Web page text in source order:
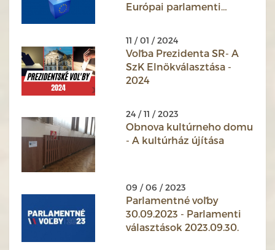
Európai parlamenti
11 / 01 / 2024
Voľba Prezidenta SR- A
SzK Elnökválasztása -
2024
24 / 11 / 2023
Obnova kultúrneho domu
- A kultúrház újítása
09 / 06 / 2023
Parlamentné voľby
30.09.2023 - Parlamenti
választások 2023.09.30.